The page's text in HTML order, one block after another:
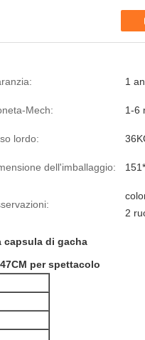
1
Mech: 1-6
lordo:
dell'imballaggio:
2
capsula di gacha
per spettacolo